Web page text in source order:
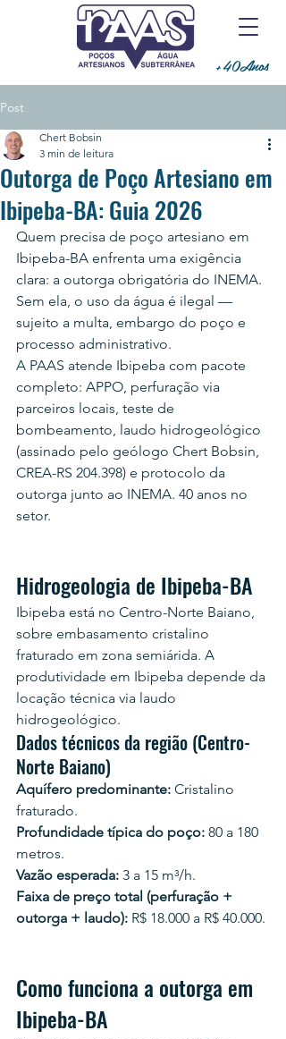
+40Anos
Post
Outorga de Poço Artesiano em
Ibipeba-BA: Guia 2026
Chert Bobsin
3 min de leitura
Quem precisa de poço artesiano em
Ibipeba-BA enfrenta uma exigência
clara: a outorga obrigatória do INEMA.
Sem ela, o uso da água é ilegal —
sujeito a multa, embargo do poço e
processo administrativo.
A PAAS atende Ibipeba com pacote
completo: APPO, perfuração via
parceiros locais, teste de
bombeamento, laudo hidrogeológico
(assinado pelo geólogo Chert Bobsin,
CREA-RS 204.398) e protocolo da
outorga junto ao INEMA. 40 anos no
setor.
Hidrogeologia de Ibipeba-BA
Ibipeba está no Centro-Norte Baiano,
sobre embasamento cristalino
fraturado em zona semiárida. A
produtividade em Ibipeba depende da
locação técnica via laudo
hidrogeológico.
Dados técnicos da região (Centro-
Norte Baiano)
Aquífero predominante: Cristalino
fraturado.
Profundidade típica do poço: 80 a 180
metros.
Vazão esperada: 3 a 15 m³/h.
Faixa de preço total (perfuração +
outorga + laudo): R$ 18.000 a R$ 40.000.
Como funciona a outorga em
Ibipeba-BA